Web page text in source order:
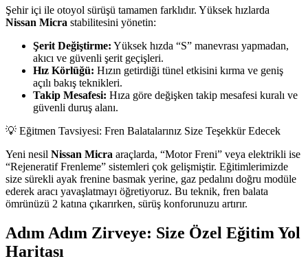
Şehir içi ile otoyol sürüşü tamamen farklıdır. Yüksek hızlarda
Nissan Micra stabilitesini yönetin:
Şerit Değiştirme: Yüksek hızda “S” manevrası yapmadan,
akıcı ve güvenli şerit geçişleri.
Hız Körlüğü: Hızın getirdiği tünel etkisini kırma ve geniş
açılı bakış teknikleri.
Takip Mesafesi: Hıza göre değişken takip mesafesi kuralı ve
güvenli duruş alanı.
💡 Eğitmen Tavsiyesi: Fren Balatalarınız Size Teşekkür Edecek
Yeni nesil Nissan Micra araçlarda, “Motor Freni” veya elektrikli ise
“Rejeneratif Frenleme” sistemleri çok gelişmiştir. Eğitimlerimizde
size sürekli ayak frenine basmak yerine, gaz pedalını doğru modüle
ederek aracı yavaşlatmayı öğretiyoruz. Bu teknik, fren balata
ömrünüzü 2 katına çıkarırken, sürüş konforunuzu artırır.
Adım Adım Zirveye: Size Özel Eğitim Yol
Haritası